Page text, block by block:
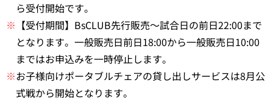
ら受付開始です。
※ 【受付期間】BsCLUB先行販売～試合日の前日22:00まで
となります。一般販売日前日18:00から一般販売日10:00
まではお申込みを一時停止します。
※お子様向けポータブルチェアの貸し出しサービスは8月公
式戦から開始となります。